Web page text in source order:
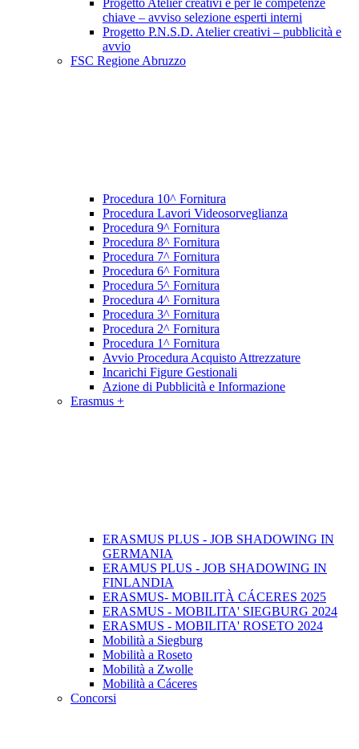
Progetto Atelier creativi e per le competenze
chiave – avviso selezione esperti interni
Progetto P.N.S.D. Atelier creativi – pubblicità e
avvio
FSC Regione Abruzzo
Procedura 10^ Fornitura
Procedura Lavori Videosorveglianza
Procedura 9^ Fornitura
Procedura 8^ Fornitura
Procedura 7^ Fornitura
Procedura 6^ Fornitura
Procedura 5^ Fornitura
Procedura 4^ Fornitura
Procedura 3^ Fornitura
Procedura 2^ Fornitura
Procedura 1^ Fornitura
Avvio Procedura Acquisto Attrezzature
Incarichi Figure Gestionali
Azione di Pubblicità e Informazione
Erasmus +
ERASMUS PLUS - JOB SHADOWING IN
GERMANIA
ERAMUS PLUS - JOB SHADOWING IN
FINLANDIA
ERASMUS- MOBILITÀ CÁCERES 2025
ERASMUS - MOBILITA' SIEGBURG 2024
ERASMUS - MOBILITA' ROSETO 2024
Mobilità a Siegburg
Mobilità a Roseto
Mobilità a Zwolle
Mobilità a Cáceres
Concorsi